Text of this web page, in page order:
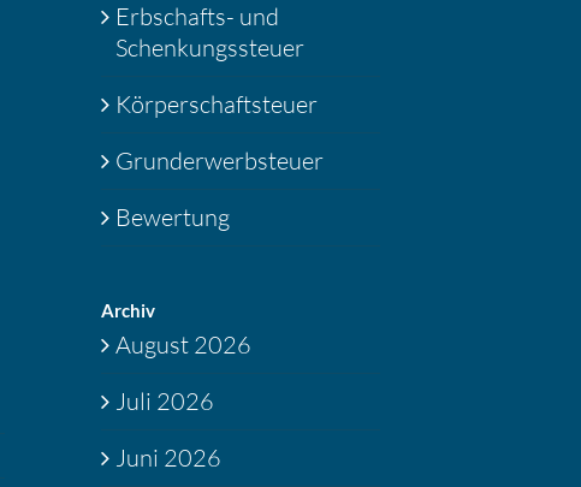
Erbschafts- und
Schenkungssteuer
Körperschaftsteuer
Grunderwerbsteuer
Bewertung
Archiv
August 2026
Juli 2026
Juni 2026